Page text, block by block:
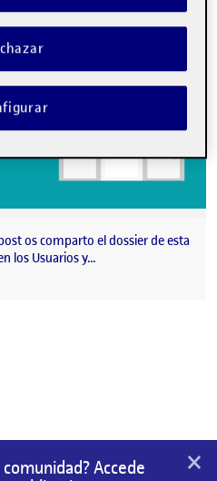
os comparto el dossier de esta
los Usuarios y…
Accede
×